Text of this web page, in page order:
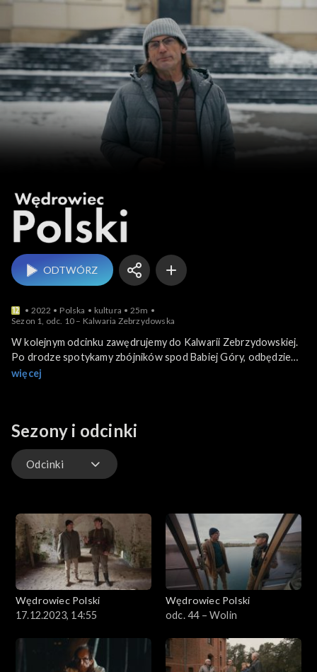
Wędrowiec Polski
ODTWÓRZ
2022 Polska kultura
25m
Sezon 1, odc. 10 – Kalwaria Zebrzydowska
W kolejnym odcinku zawędrujemy do Kalwarii Zebrzydowskiej.
Po drodze spotykamy zbójników spod Babiej Góry, odbędziemy
podróż trasą Galicyjskiej Kolei Transwersalnej i dotrzemy do
będzie stanowiło miasto założone przez Kazimierza Wielkiego,
czyli Lanckorona.
więcej
Sezony i odcinki
Odcinki
Wędrowiec Polski
17.12.2023, 14:55
Wędrowiec Polski
odc. 44 – Wolin